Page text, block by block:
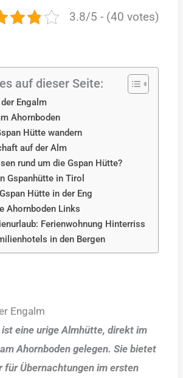
3.8/5 - (40 votes)
auf dieser Seite:
Engalm
Ahornboden
Hütte wandern
auf der Alm
rund um die Gspan Hütte?
Gspanhütte in Tirol
Hütte in der Eng
Ahornboden Links
Ferienwohnung Hinterriss
in den Bergen
Engalm
ist eine urige Almhütte, direkt im
Ahornboden gelegen. Sie bietet
für Übernachtungen im ersten